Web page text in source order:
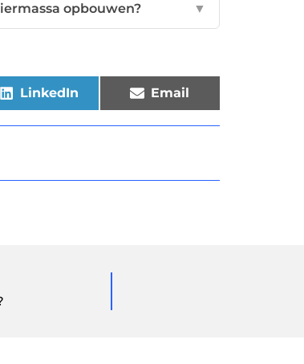
opbouwen? ▼
LinkedIn Email